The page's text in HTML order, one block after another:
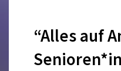
“Alles auf